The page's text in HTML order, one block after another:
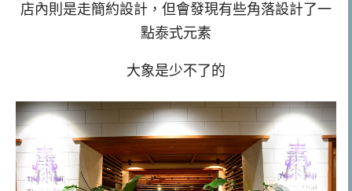
店內則是走簡約設計，但會發現有些角落設計了一
點泰式元素
大象是少不了的